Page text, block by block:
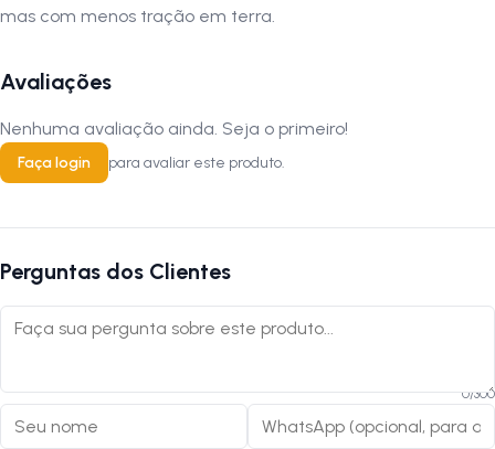
mas com menos tração em terra.
Avaliações
Nenhuma avaliação ainda. Seja o primeiro!
Faça login para avaliar este produto.
Perguntas dos Clientes
0/300